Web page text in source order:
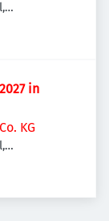
in
KG